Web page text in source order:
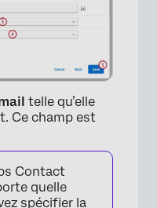
telle qu’elle
Ce champ est
Contact
quelle
spécifier la